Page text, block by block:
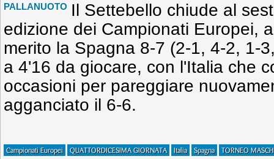
PALLANUOTO Il Settebello chiude al
edizione dei Campionati Europei,
merito la Spagna 8-7 (2-1, 4-2, 1-
a 4'16 da giocare, con l'Italia che
occasioni per pareggiare
agganciato il 6-6.
Campionati Europei QUATTORDICESIMA GIORNATA Italia Spagna TORNEO